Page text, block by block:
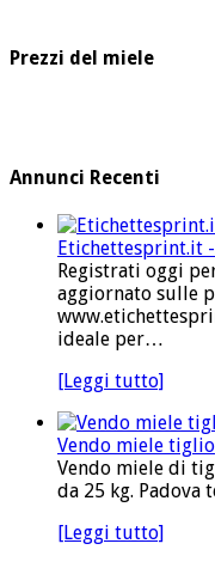
Prezzi del miele
Annunci Recenti
Etichettesprint.it
Registrati oggi
aggiornato sulle
ideale per…
[Leggi tutto]
Vendo miele tiglio
Vendo miele di
da 25 kg. Padova
[Leggi tutto]